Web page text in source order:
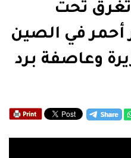
تغرق تحت
أحمر في الصين
وعاصفة برد